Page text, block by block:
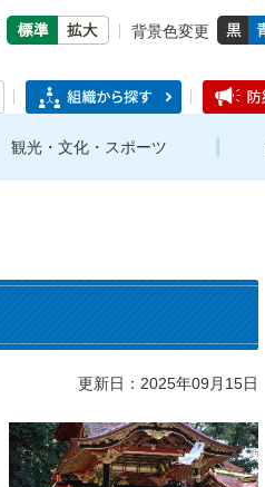
背景色変更
観光・文化・スポーツ
更新日：2025年09月15日